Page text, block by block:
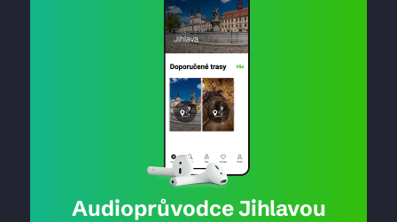
Audioprůvodce Jihlavou